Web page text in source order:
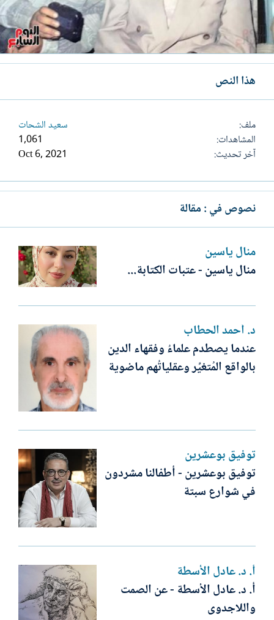
هذا النص
ملف
سعيد الشحات
المشاهدات
1,061
آخر تحديث
Oct 6, 2021
نصوص في : مقالة
منال ياسين
منال ياسين - عتبات الكتابة...
د. أحمد الحطاب
عندما يصطدم علماءُ وفقهاء الدين
بالواقع المُتغيِّر وعقلياتُهم ماضوية
توفيق بوعشرين
توفيق بوعشرين - أطفالنا مشردون
في شوارع سبتة
أ. د. عادل الأسطة
أ. د. عادل الأسطة - عن الصمت
واللاجدوى